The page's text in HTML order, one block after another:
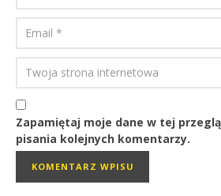
Zapamiętaj moje dane w tej
pisania kolejnych komentarzy.